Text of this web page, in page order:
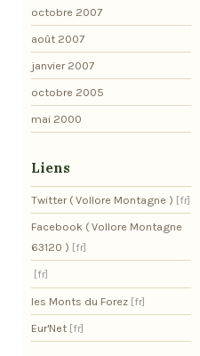
octobre 2007
août 2007
janvier 2007
octobre 2005
mai 2000
Liens
Twitter ( Vollore Montagne )
Facebook ( Vollore Montagne
63120 )
les Monts du Forez
Eur'Net